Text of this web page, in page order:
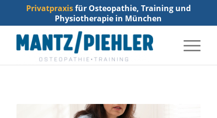
Privatpraxisfür Osteopathie, Training und
Physiotherapie in München